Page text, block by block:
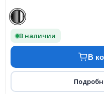
В наличии
В